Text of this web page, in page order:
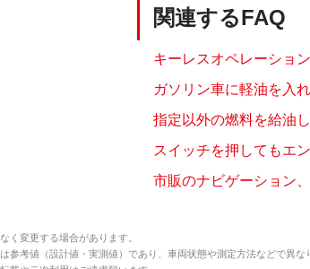
関連するFAQ
キーレスオペレーショ
ガソリン車に軽油を入
指定以外の燃料を給油
スイッチを押してもエ
市販のナビゲーション
く変更する場合があります。
参考値（設計値・実測値）であり、車両状態や測定方法などで異な